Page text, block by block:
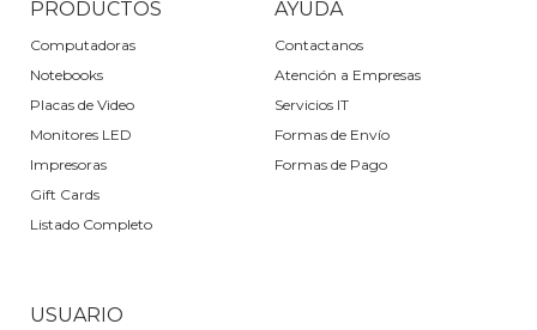
PRODUCTOS
Computadoras
Notebooks
Placas de Video
Monitores LED
Impresoras
Gift Cards
Listado Completo
AYUDA
Contactanos
Atención a Empresas
Servicios IT
Formas de Envío
Formas de Pago
USUARIO